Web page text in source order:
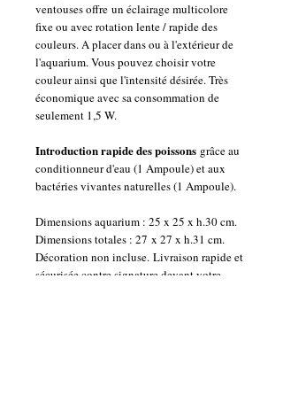
ventouses offre un éclairage multicolore
fixe ou avec rotation lente / rapide des
couleurs. A placer dans ou à l'extérieur de
l'aquarium. Vous pouvez choisir votre
couleur ainsi que l'intensité désirée. Très
économique avec sa consommation de
seulement 1,5 W.
Introduction rapide des poissons grâce au
conditionneur d'eau (1 Ampoule) et aux
bactéries vivantes naturelles (1 Ampoule).
Dimensions aquarium : 25 x 25 x h.30 cm.
Dimensions totales : 27 x 27 x h.31 cm.
Décoration non incluse. Livraison rapide et
sécurisée contre signature devant votre